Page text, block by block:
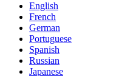
English
French
German
Portuguese
Spanish
Russian
Japanese